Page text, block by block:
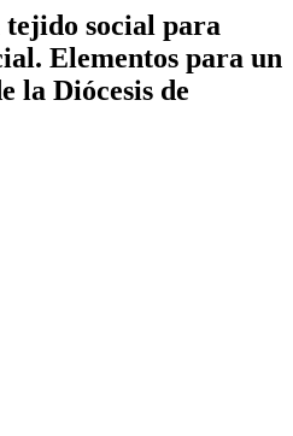
social para
Elementos para un
la Diócesis de